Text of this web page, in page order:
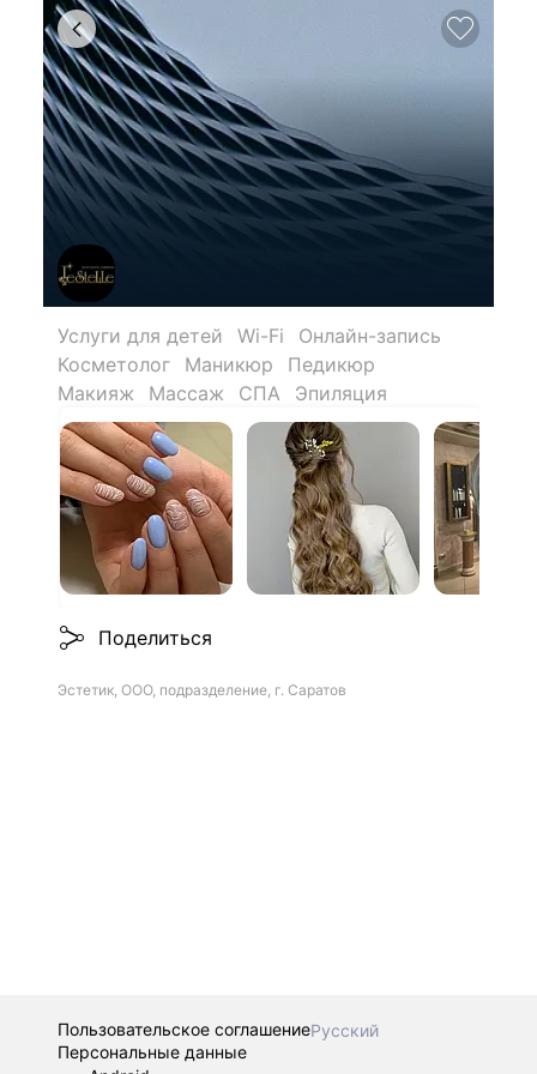
Услуги для детей Wi-Fi
Онлайн-запись
Косметолог
Маникюр
Педикюр
Макияж
Массаж СПА Эпиляция
Поделиться
Эстетик, ООО, подразделение, г. Саратов
Пользовательское соглашениеРусский
Персональные данные